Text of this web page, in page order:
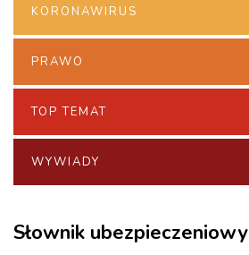
KORONAWIRUS
PRAWO
TOP TEMAT
WYWIADY
Słownik ubezpieczeniowy